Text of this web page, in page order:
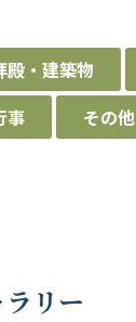
殿・建築物
事 その他
リー